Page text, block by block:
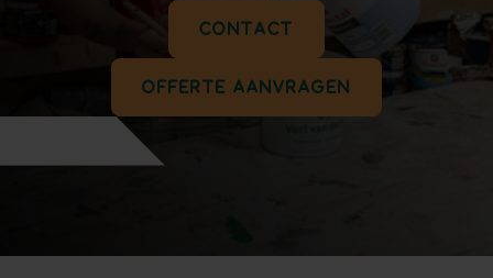
CONTACT
OFFERTE AANVRAGEN